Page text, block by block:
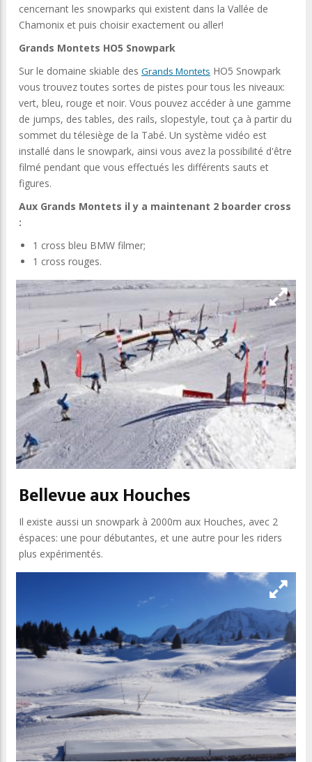
cencernant les snowparks qui existent dans la Vallée de
Chamonix et puis choisir exactement ou aller!
Grands Montets HO5 Snowpark
Sur le domaine skiable des Grands Montets HO5 Snowpark
vous trouvez toutes sortes de pistes pour tous les niveaux:
vert, bleu, rouge et noir. Vous pouvez accéder à une gamme
de jumps, des tables, des rails, slopestyle, tout ça à partir du
sommet du télesiège de la Tabé. Un système vidéo est
installé dans le snowpark, ainsi vous avez la possibilité d'être
filmé pendant que vous effectués les différents sauts et
figures.
Aux Grands Montets il y a maintenant 2 boarder cross
:
1 cross bleu BMW filmer;
1 cross rouges.
Bellevue aux Houches
Il existe aussi un snowpark à 2000m aux Houches, avec 2
éspaces: une pour débutantes, et une autre pour les riders
plus expérimentés.